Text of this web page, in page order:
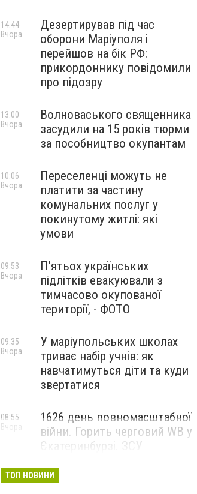
Дезертирував під час
оборони Маріуполя і
перейшов на бік РФ:
прикордоннику повідомили
про підозру
14:44
Вчора
Волноваського священника
засудили на 15 років тюрми
за пособництво окупантам
13:00
Вчора
Переселенці можуть не
платити за частину
комунальних послуг у
покинутому житлі: які
умови
10:06
Вчора
П’ятьох українських
підлітків евакуювали з
тимчасово окупованої
території, - ФОТО
09:53
Вчора
У маріупольських школах
триває набір учнів: як
навчатимуться діти та куди
звертатися
09:35
Вчора
1626 день повномасштабної
війни. Горить черговий WB у
Єкатеринбурзі. ЗСУ
Маріуполі
08:55
Вчора
ТОП НОВИНИ